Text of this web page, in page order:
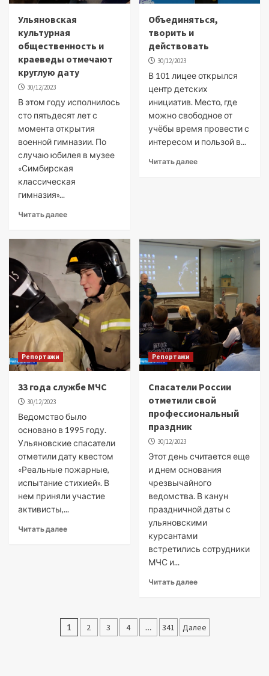
Ульяновская
культурная
общественность и
краеведы отмечают
круглую дату
30/12/2023
В этом году исполнилось
сто пятьдесят лет с
момента открытия
военной гимназии. По
случаю юбилея в музее
«Симбирская
классическая
гимназия»...
Читать далее
Объединяться,
творить и
действовать
30/12/2023
В 101 лицее открылся
центр детских
инициатив. Место, где
можно свободное от
учёбы время провести с
интересом и пользой в...
Читать далее
Репортажи
33 года службе МЧС
30/12/2023
Ведомство было
основано в 1995 году.
Ульяновские спасатели
отметили дату квестом
«Реальные пожарные,
испытание стихией». В
нем приняли участие
активисты,...
Читать далее
Репортажи
Спасатели России
отметили свой
профессиональный
праздник
30/12/2023
Этот день считается еще
и днем основания
чрезвычайного
ведомства. В канун
праздничной даты с
ульяновскими
курсантами
встретились сотрудники
МЧС и...
Читать далее
Пагинация
1 2 3 4 … 341 Далее